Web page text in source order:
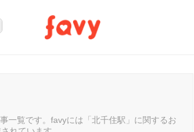
一覧です。favyには「北千住駅」に関するお